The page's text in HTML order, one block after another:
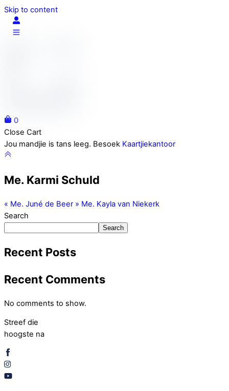
Skip to content
0
Close Cart
Jou mandjie is tans leeg. Besoek Kaartjiekantoor
Me. Karmi Schuld
« Me. Juné de Beer » Me. Kayla van Niekerk
Search
Search
Recent Posts
Recent Comments
No comments to show.
Streef die
hoogste na